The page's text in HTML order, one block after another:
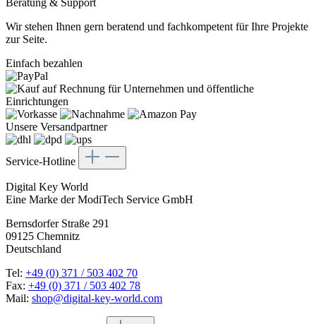
Wir stehen Ihnen gern beratend und fachkompetent für Ihre Projekte
zur Seite.
Einfach bezahlen
Unsere Versandpartner
Service-Hotline
Digital Key World
Eine Marke der ModiTech Service GmbH
Bernsdorfer Straße 291
09125 Chemnitz
Deutschland
Tel: +49 (0) 371 / 503 402 70
Fax: +49 (0) 371 / 503 402 78
Mail: shop@digital-key-world.com